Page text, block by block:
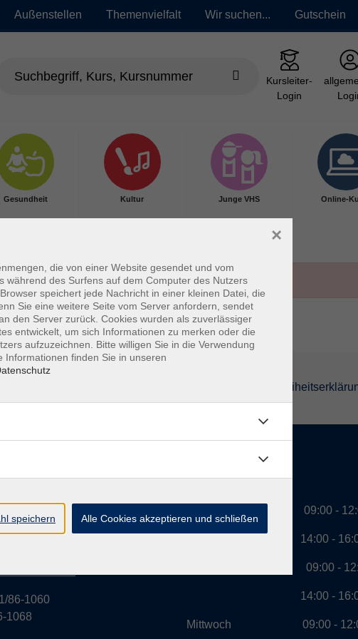
Außenstellen Themenvielfalt Wir suchen... Gutschein
Kursleiter-
Login
Gesundheit Kultur Junge VHS Online-
20
86-1060
1068
Montag 09:00 -
14:00 -
Dienstag 09:00 -
14:00 -
Mittwoch 09:00 -
die von einer Website gesendet und vom
während des Surfens auf dem Computer des Nutzers
speichert jede Nachricht in einer kleinen Datei, die
Sie eine weitere Seite vom Server anfordern, sendet
den Server zurück. Cookies wurden als zuverlässiger
entwickelt, um sich Informationen zu merken oder die
aufzuzeichnen. Bitte willigen Sie in die Verwendung
Informationen finden Sie in unseren
×
speichern Alle Cookies akzeptieren und schließen